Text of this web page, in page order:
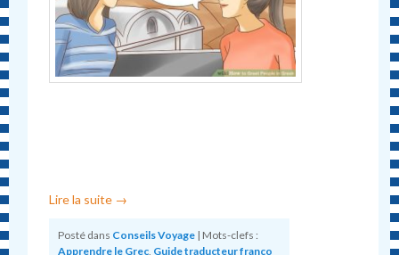
Lire la suite →
Posté dans Conseils Voyage | Mots-clefs :
Apprendre le Grec, Guide traducteur franco